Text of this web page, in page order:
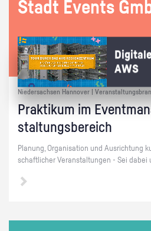
Stadt Events
Niedersachsen Hannover |
Prak­ti­kum im
stal­tungs­be­reich
Pla­nung, Or­ga­ni­sa­ti­on und Aus­rich­tung
schaft­li­cher Ver­an­stal­tun­gen - Sei dabei
AWS